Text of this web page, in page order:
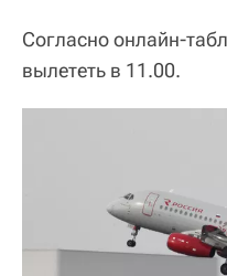
Согласно онлайн-
вылететь в 11.00.